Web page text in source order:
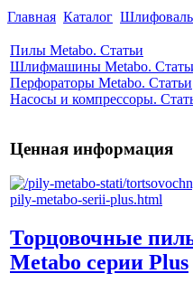
Главная Каталог
Пилы Metabo. Статьи
Шлифмашины Metabo.
Перфораторы Metabo. Статьи
Насосы и компрессоры.
Ценная информация
Торцовочные
Metabo серии Plus